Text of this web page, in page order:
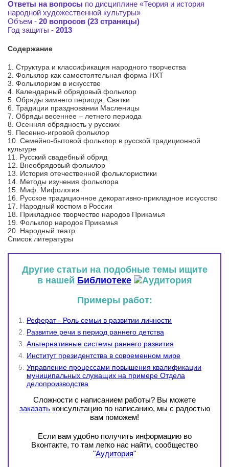
Ответы на вопросы по дисциплине «Теория и история
народной художественной культуры»
Объем - 20 вопросов (23 страницы)
Год защиты - 2013
Содержание
1. Структура и классификация народного творчества
2. Фольклор как самостоятельная форма НХТ
3. Фольклоризм в искусстве
4. Календарный обрядовый фольклор
5. Обряды зимнего периода, Святки
6. Традиции праздновании Масленицы
7. Обряды весеннее – летнего периода
8. Осенняя обрядность у русских
9. Песенно-игровой фольклор
10. Семейно-бытовой фольклор в русской традиционной
культуре
11. Русский свадебный обряд
12. Внеобрядовый фольклор
13. История отечественной фольклористики
14. Методы изучения фольклора
15. Миф. Мифология
16. Русское традиционное декоративно-прикладное искусство
17. Народный костюм в России
18. Прикладное творчество народов Прикамья
19. Фольклор народов Прикамья
20. Народный театр
Список литературы
Другие статьи на подобные темы ищите
в нашей Библиотеке
Примеры работ:
Реферат - Роль семьи в развитии личности
Развитие речи в период раннего детства
Альтернативные системы раннего развития
Институт президентства в современном мире
Управление процессами повышения квалификации
муниципальных служащих на примере Отдела
делопроизводства
Сложности с написанием работы? Вы можете
заказать консультацию по написанию, мы с радостью
вам поможем!
Если вам удобно получить информацию во
Вконтакте, то там легко нас найти, сообщество
"Аудитория"